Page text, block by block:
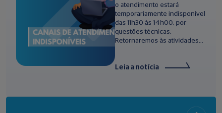
o atendimento estará
temporariamente indisponível
das 11h30 às 14h00, por
questões técnicas.
Retornaremos às atividades...
Leia a notícia